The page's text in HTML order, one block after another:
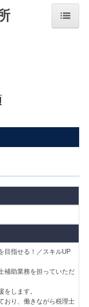
目指せる！／スキルUP
補助業務を担っていただ
します。
おり、働きながら税理士